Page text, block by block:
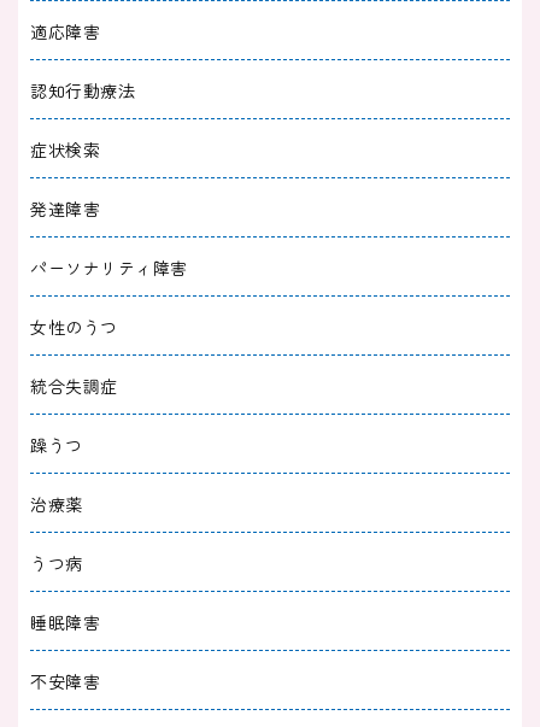
2026/02/27
憂鬱な気分から抜け出せない｜仕事中にできる
対処法や相談の目安
2026/02/27
酔って記憶がないときの行動が不安｜よくある
トラブルと対処法
2026/02/17
毎日やる気が起きない・寝てばかりなのは病
気？原因と３つの対処法
2025/12/30
ストレスで熱が続くのは心因性発熱？対処法と
仕事を休むときの判断基準
2025/11/30
頭でわかっていても行動できないのは病気？理
由や対処法もあわせて解説
適応障害
認知行動療法
症状検索
発達障害
パーソナリティ障害
女性のうつ
統合失調症
躁うつ
治療薬
うつ病
睡眠障害
不安障害